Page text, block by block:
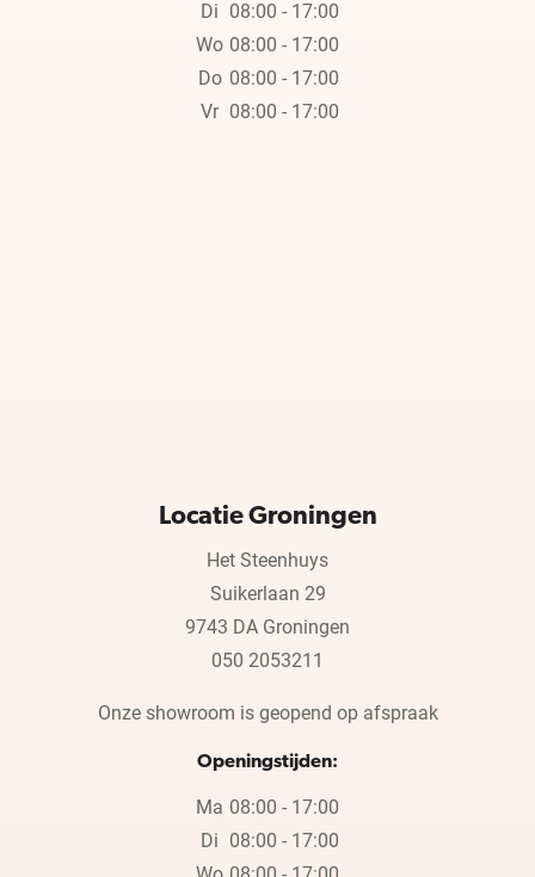
Di 08:00 - 17:00
Wo 08:00 - 17:00
Do 08:00 - 17:00
Vr 08:00 - 17:00
Locatie Groningen
Het Steenhuys
Suikerlaan 29
9743 DA Groningen
050 2053211
Onze showroom is geopend op afspraak
Openingstijden:
Ma 08:00 - 17:00
Di 08:00 - 17:00